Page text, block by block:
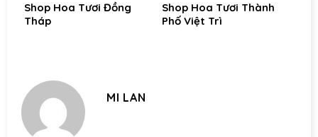
Shop Hoa Tươi Đồng
Tháp
Shop Hoa Tươi Thành
Phố Việt Trì
MI LAN